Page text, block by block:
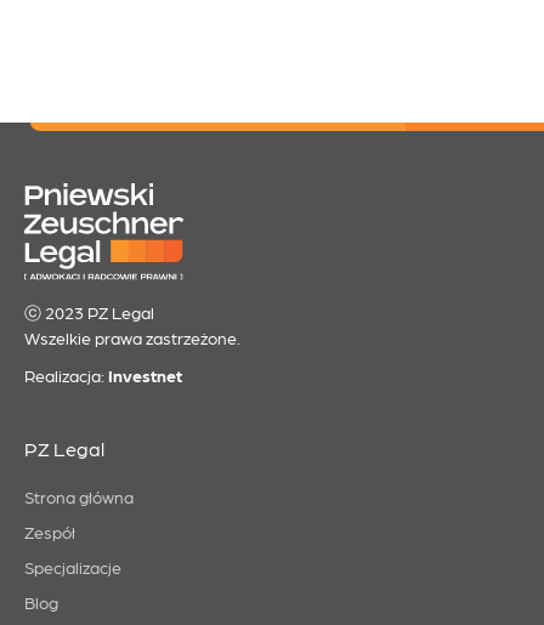
ⓒ 2023 PZ Legal
Wszelkie prawa zastrzeżone.
Realizacja: Investnet
PZ Legal
Strona główna
Zespół
Specjalizacje
Blog